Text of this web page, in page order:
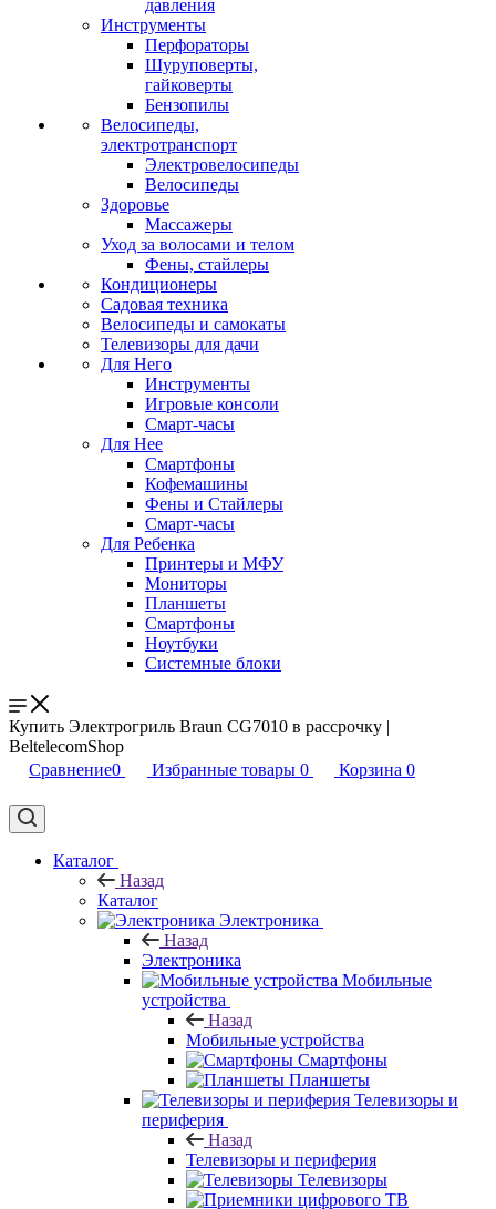
давления
Инструменты
Перфораторы
Шуруповерты,
гайковерты
Бензопилы
Велосипеды,
электротранспорт
Электровелосипеды
Велосипеды
Здоровье
Массажеры
Уход за волосами и телом
Фены, стайлеры
Кондиционеры
Садовая техника
Велосипеды и самокаты
Телевизоры для дачи
Для Него
Инструменты
Игровые консоли
Смарт-часы
Для Нее
Смартфоны
Кофемашины
Фены и Стайлеры
Смарт-часы
Для Ребенка
Принтеры и МФУ
Мониторы
Планшеты
Смартфоны
Ноутбуки
Системные блоки
Купить Электрогриль Braun CG7010 в рассрочку |
BeltelecomShop
Сравнение0 Избранные товары 0 Корзина 0
Каталог
Назад
Каталог
Электроника
Назад
Электроника
Мобильные
устройства
Назад
Мобильные устройства
Смартфоны
Планшеты
Телевизоры и
периферия
Назад
Телевизоры и периферия
Телевизоры